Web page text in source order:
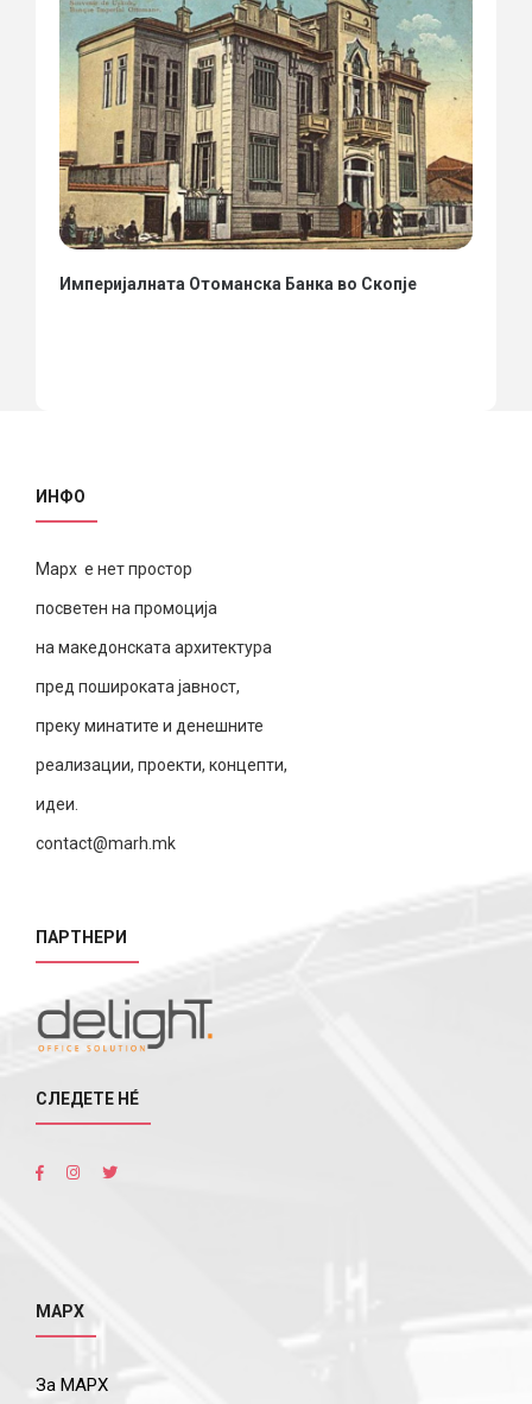
Империјалната Отоманска Банка во Скопје
ИНФО
Марх е нет простор
посветен на промоција
на македонската архитектура
пред пошироката јавност,
преку минатите и денешните
реализации, проекти, концепти,
идеи.
contact@marh.mk
ПАРТНЕРИ
СЛЕДЕТЕ НÉ
МАРХ
За МАРХ